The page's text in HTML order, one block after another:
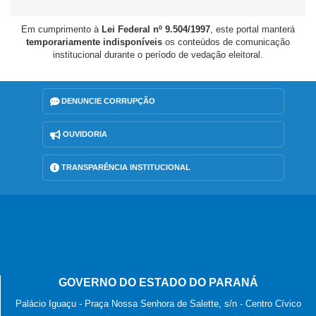
Em cumprimento à Lei Federal nº 9.504/1997, este portal manterá
temporariamente indisponíveis os conteúdos de comunicação
institucional durante o período de vedação eleitoral.
DENUNCIE CORRUPÇÃO
OUVIDORIA
TRANSPARÊNCIA INSTITUCIONAL
GOVERNO DO ESTADO DO PARANÁ
Palácio Iguaçu - Praça Nossa Senhora de Salette, s/n - Centro Cívico